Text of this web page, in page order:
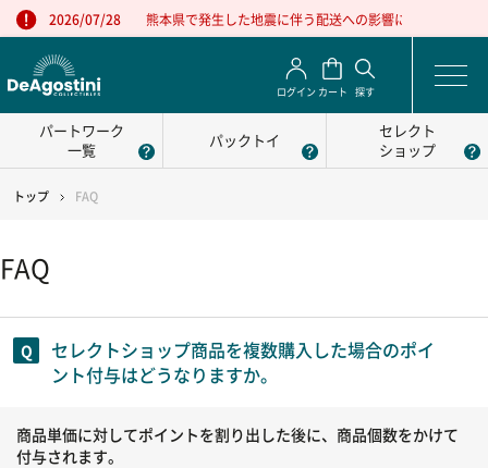
2026/07/28 熊本県で発生した地震に伴う配送への影響について
ログイン カート 探す
パートワーク
一覧
パックトイ
セレクト
ショップ
トップ FAQ
FAQ
セレクトショップ商品を複数購入した場合のポイ
ント付与はどうなりますか。
商品単価に対してポイントを割り出した後に、商品個数をかけて
付与されます。